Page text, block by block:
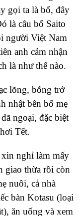
gọi ta là bố, đây
là câu bố Saito
người Việt Nam
anh cảm nhận
là như thế nào.
lõng, bỗng trở
nhật bên bố mẹ
ngoại, đặc biệt
Tết.
xin nghỉ làm mấy
giao thừa rồi còn
nuôi, cả nhà
bàn Kotasu (loại
ăn uống và xem